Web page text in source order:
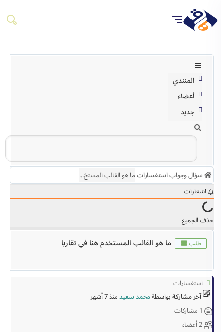
المنتدي
أعضاء
جديد
سؤال وجواباستفساراتما هو القالب المستخ...
اشعارات
حذف الجميع
طلب ما هو القالب المستخدم هنا في تقاربا
استفسارات
آخر مشاركةبواسطةمحمد سعيدمنذ 7 أشهر
مشاركات
أعضاء